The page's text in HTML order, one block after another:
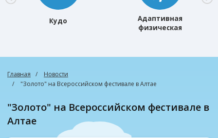
Кудо
Адаптивная
физическая
Главная
Новости
"Золото" на Всероссийском фестивале в Алтае
"Золото" на Всероссийском фестивале в
Алтае